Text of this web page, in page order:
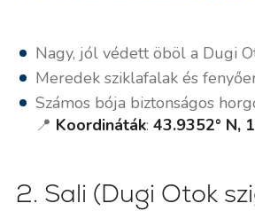
Nagy, jól védett öböl a Dugi
Meredek sziklafalak és
Számos bója biztonságos
📍 Koordináták: 43.9352° N,
2. Sali (Dugi Otok